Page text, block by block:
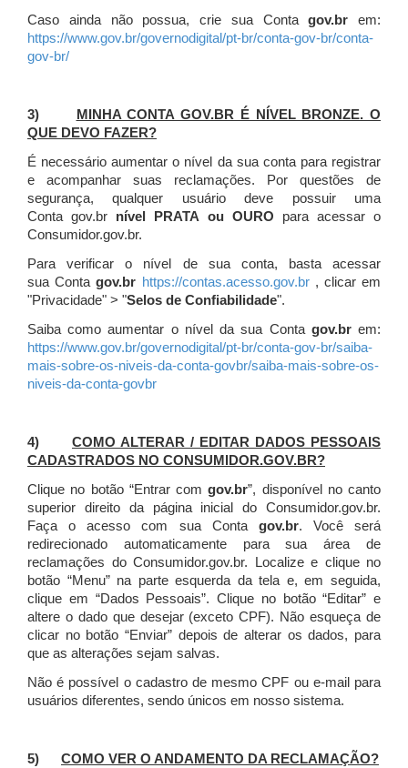
Caso ainda não possua, crie sua Contagov.br em:
https://www.gov.br/governodigital/pt-br/conta-gov-br/conta-
gov-br/
3)
MINHA CONTA GOV.BR É NÍVEL BRONZE. O
QUE DEVO FAZER?
É necessário aumentar o nível da sua conta para registrar
e acompanhar suas reclamações. Por questões de
segurança, qualquer usuário deve possuir uma
Conta gov.br nível PRATA ou OURO para acessar o
Consumidor.gov.br.
Para verificar o nível de sua conta, basta acessar
sua Contagov.br https://contas.acesso.gov.br, clicar em
"Privacidade" > "Selos de Confiabilidade".
Saiba como aumentar o nível da sua Conta gov.brem:
https://www.gov.br/governodigital/pt-br/conta-gov-br/saiba-
mais-sobre-os-niveis-da-conta-govbr/saiba-mais-sobre-os-
niveis-da-conta-govbr
4) COMO ALTERAR / EDITAR DADOS PESSOAIS
CADASTRADOS NO CONSUMIDOR.GOV.BR?
Clique no botão “Entrar comgov.br”, disponível no canto
superior direito da página inicial do Consumidor.gov.br.
Faça o acesso com sua Conta gov.br. Você será
redirecionado automaticamente para sua área de
reclamações do Consumidor.gov.br.
Localize e clique no
botão “Menu” na parte esquerda da tela e, em seguida,
clique em “Dados Pessoais”. Clique no botão “Editar” e
altere o dado que desejar (exceto CPF). Não esqueça de
clicar no botão “Enviar” depois de alterar os dados, para
que as alterações sejam salvas.
Não é possível o cadastro de mesmo CPF ou e-mail para
usuários diferentes, sendo únicos em nosso sistema.
5) COMO VER O ANDAMENTO DA RECLAMAÇÃO?